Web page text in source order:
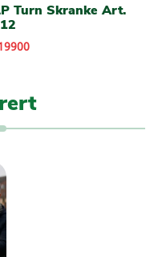
Turn Skranke Art.